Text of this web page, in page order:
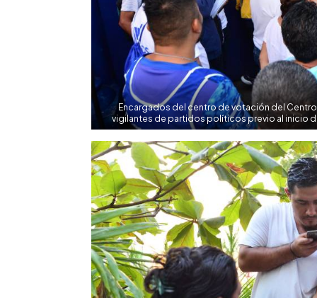
Encargados del centro de votación del
vigilantes de partidos políticos previo al inicio